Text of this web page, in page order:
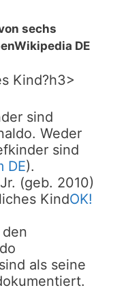
sechs
DE
Kind?h3>
sind
Weder
sind
DE).
(geb. 2010)
KindOK!
als seine